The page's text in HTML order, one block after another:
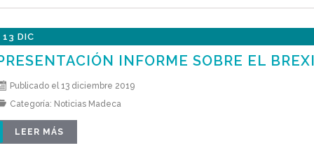
13 DIC
INFORME SOBRE EL
Publicado el 13 diciembre 2019
Categoría: Noticias Madeca
LEER MÁS